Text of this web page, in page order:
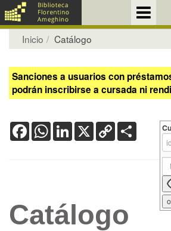
Inicio Catálogo
Sanciones a usuarios con
podrán inscribirse a cursada ni
FacebookWhatsApp
LinkedIn
X Copy
Link
Catálogo